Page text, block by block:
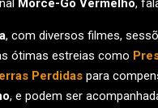
Morce-Go Vermelho,
, com diversos filmes,
ótimas estreias como
Perdidas para
, e podem ser